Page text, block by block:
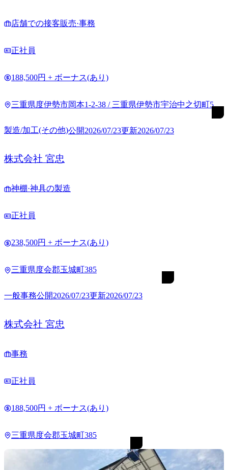
店舗での接客販売·事務
正社員
188,500円 + ボーナス(あり)
三重県度伊勢市岡本1-2-38 / 三重県伊勢市宇治中之切町52 /
製造/加工(その他)公開2026/07/23更新2026/07/23
株式会社 宮忠
神棚·神具の製造
正社員
238,500円 + ボーナス(あり)
三重県度会郡玉城町385
一般事務公開2026/07/23更新2026/07/23
株式会社 宮忠
事務
正社員
188,500円 + ボーナス(あり)
三重県度会郡玉城町385